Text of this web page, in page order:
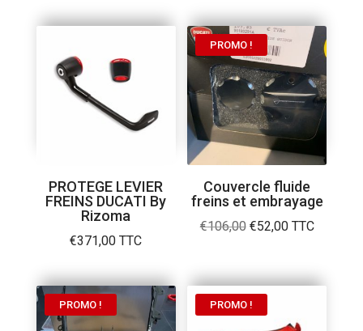
PROTEGE LEVIER
FREINS DUCATI By
Rizoma
€371,00 TTC
PROMO !
Couvercle fluide
freins et embrayage
€106,00 Le
était :
€106,00.
€52,00Le
est :
TTC
PROMO ! PROMO !